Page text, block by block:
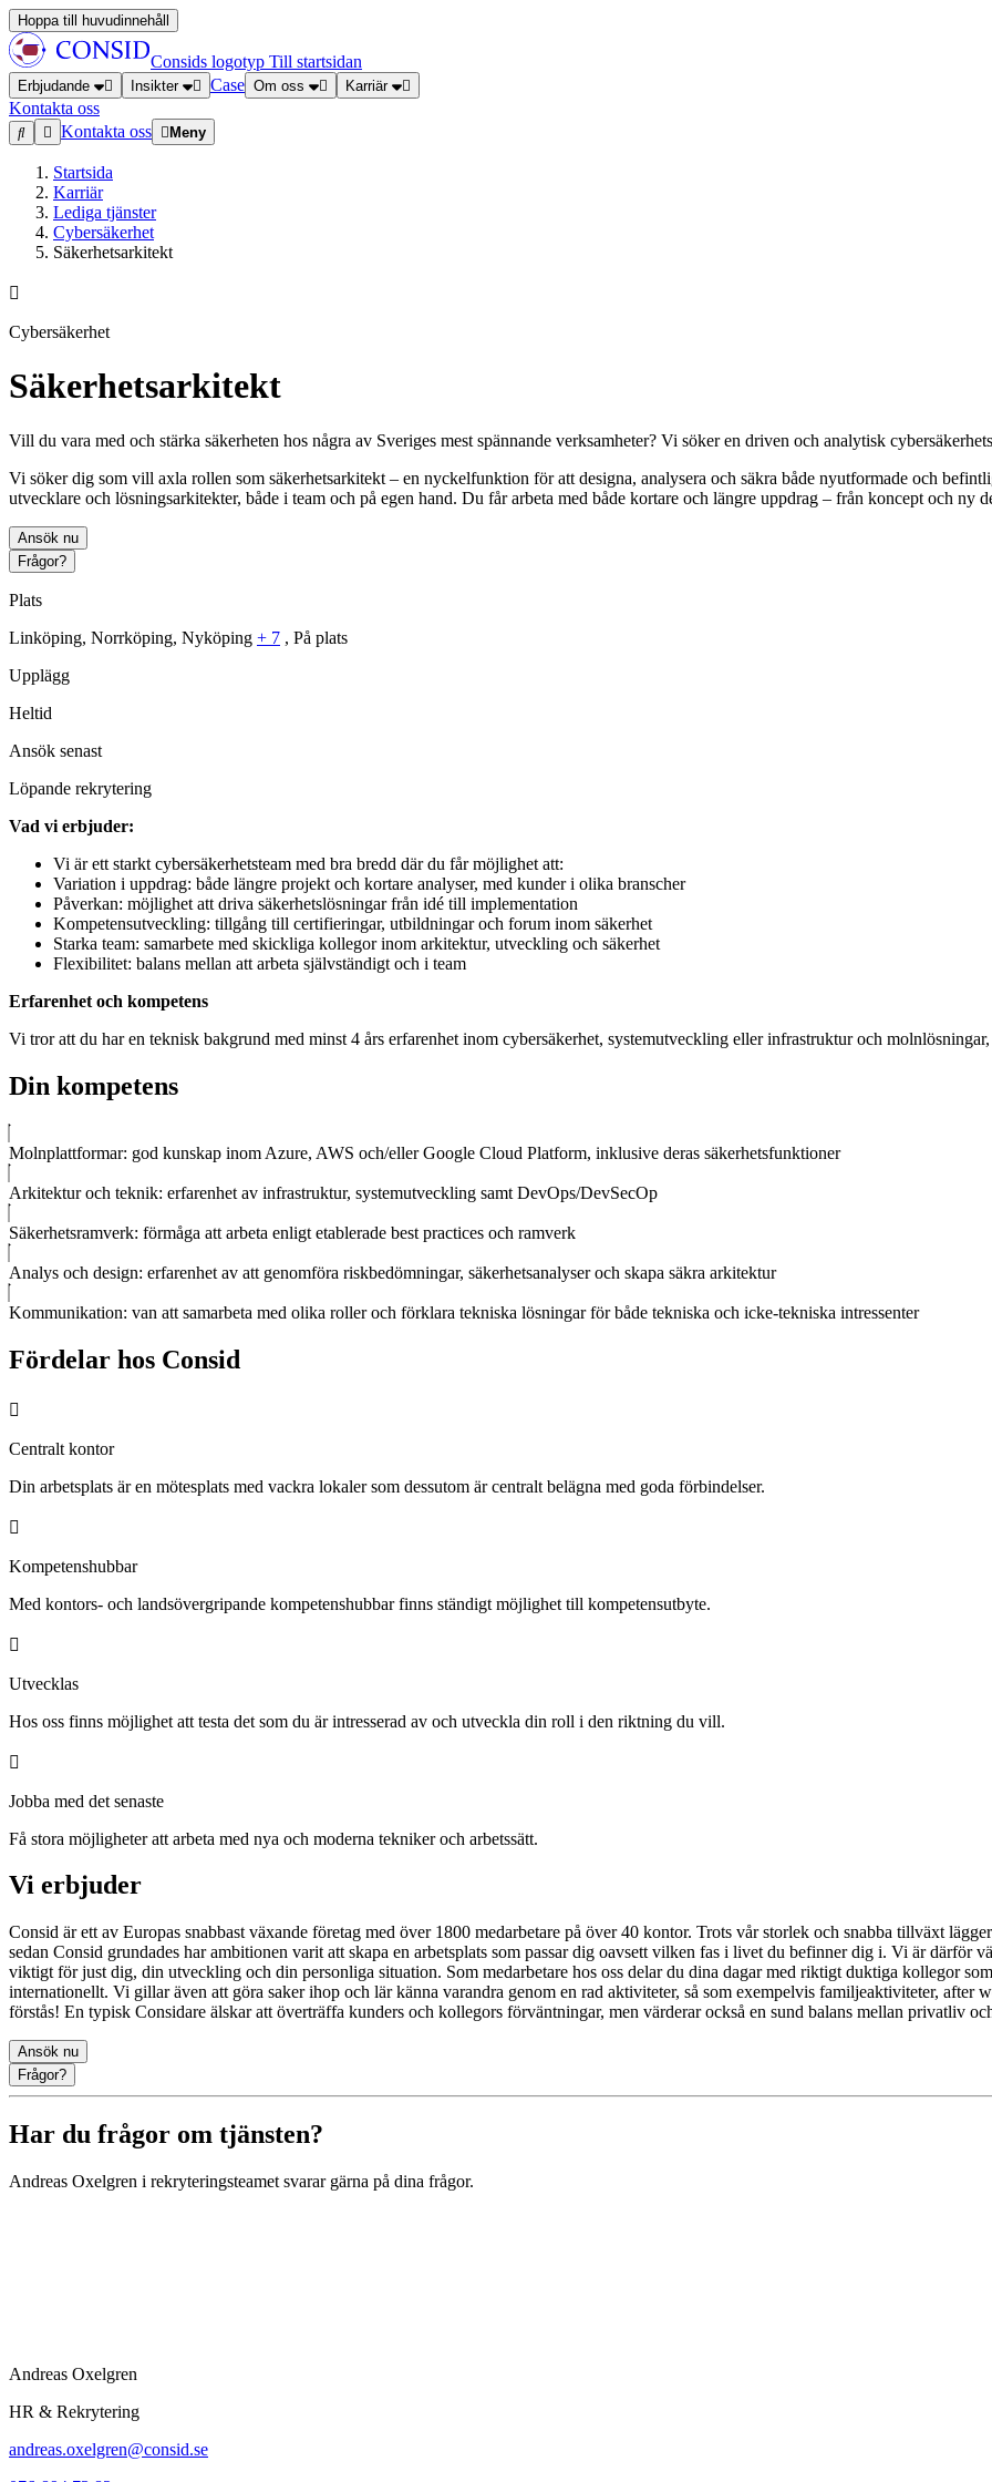
Hoppa till huvudinnehåll
Consids logotyp Till startsidan
Erbjudande Insikter Case Om oss Karriär
Kontakta oss
Kontakta oss
Meny
Startsida
Karriär
Lediga tjänster
Cybersäkerhet
Säkerhetsarkitekt
Cybersäkerhet
Säkerhetsarkitekt
Vill du vara med och stärka säkerheten hos några av Sveriges mest spännande verksamheter? Vi söker en driven och analytisk
Vi söker dig som vill axla rollen som säkerhetsarkitekt – en nyckelfunktion för att designa, analysera och säkra både nyutformade och
utvecklare och lösningsarkitekter, både i team och på egen hand. Du får arbeta med både kortare och längre uppdrag – från koncept och ny
Ansök nu
Frågor?
Plats
Linköping, Norrköping, Nyköping + 7 , På plats
Upplägg
Heltid
Ansök senast
Löpande rekrytering
Vad vi erbjuder:
Vi är ett starkt cybersäkerhetsteam med bra bredd där du får möjlighet att:
Variation i uppdrag: både längre projekt och kortare analyser, med kunder i olika branscher
Påverkan: möjlighet att driva säkerhetslösningar från idé till implementation
Kompetensutveckling: tillgång till certifieringar, utbildningar och forum inom säkerhet
Starka team: samarbete med skickliga kollegor inom arkitektur, utveckling och säkerhet
Flexibilitet: balans mellan att arbeta självständigt och i team
Erfarenhet och kompetens
Vi tror att du har en teknisk bakgrund med minst 4 års erfarenhet inom cybersäkerhet, systemutveckling eller infrastruktur och
Din kompetens
Molnplattformar: god kunskap inom Azure, AWS och/eller Google Cloud Platform, inklusive deras säkerhetsfunktioner
Arkitektur och teknik: erfarenhet av infrastruktur, systemutveckling samt DevOps/DevSecOp
Säkerhetsramverk: förmåga att arbeta enligt etablerade best practices och ramverk
Analys och design: erfarenhet av att genomföra riskbedömningar, säkerhetsanalyser och skapa säkra arkitektur
Kommunikation: van att samarbeta med olika roller och förklara tekniska lösningar för både tekniska och icke-tekniska intressenter
Fördelar hos Consid
Centralt kontor
Din arbetsplats är en mötesplats med vackra lokaler som dessutom är centralt belägna med goda förbindelser.
Kompetenshubbar
Med kontors- och landsövergripande kompetenshubbar finns ständigt möjlighet till kompetensutbyte.
Utvecklas
Hos oss finns möjlighet att testa det som du är intresserad av och utveckla din roll i den riktning du vill.
Jobba med det senaste
Få stora möjligheter att arbeta med nya och moderna tekniker och arbetssätt.
Vi erbjuder
Consid är ett av Europas snabbast växande företag med över 1800 medarbetare på över 40 kontor. Trots vår storlek och snabba tillväxt
sedan Consid grundades har ambitionen varit att skapa en arbetsplats som passar dig oavsett vilken fas i livet du befinner dig i. Vi är därför
viktigt för just dig, din utveckling och din personliga situation. Som medarbetare hos oss delar du dina dagar med riktigt duktiga kollegor
internationellt. Vi gillar även att göra saker ihop och lär känna varandra genom en rad aktiviteter, så som exempelvis familjeaktiviteter, after
förstås! En typisk Considare älskar att överträffa kunders och kollegors förväntningar, men värderar också en sund balans mellan privatliv
Ansök nu
Frågor?
Har du frågor om tjänsten?
Andreas Oxelgren i rekryteringsteamet svarar gärna på dina frågor.
Andreas Oxelgren
HR & Rekrytering
andreas.oxelgren@consid.se